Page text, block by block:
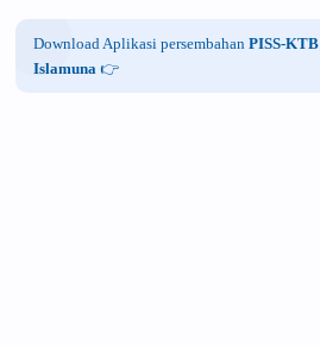
Download Aplikasi persembahan PISS-KTB
Islamuna 👉